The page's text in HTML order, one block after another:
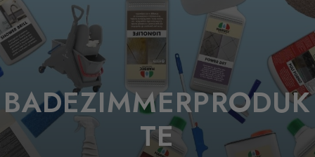
BADEZIMMERPRODUK
TE